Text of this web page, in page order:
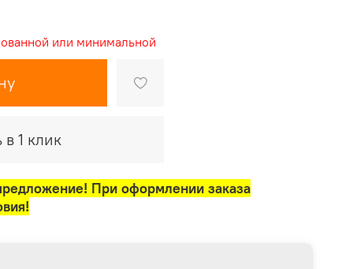
или минимальной
1 клик
При оформлении заказа